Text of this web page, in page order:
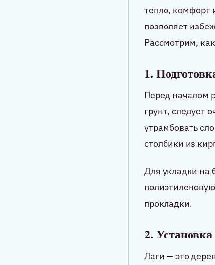
тепло, комфорт
позволяет
Рассмотрим,
1.
Перед началом
грунт, следует
утрамбовать
столбики из
Для укладки на
прокладки.
2. Установка
Лаги — это